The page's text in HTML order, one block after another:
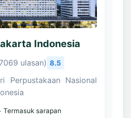
Indonesia
ulasan) 8.5
Perpustakaan Nasional
Termasuk sarapan